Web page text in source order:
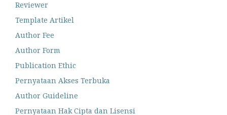
Reviewer
Template Artikel
Author Fee
Author Form
Publication Ethic
Pernyataan Akses Terbuka
Author Guideline
Pernyataan Hak Cipta dan Lisensi